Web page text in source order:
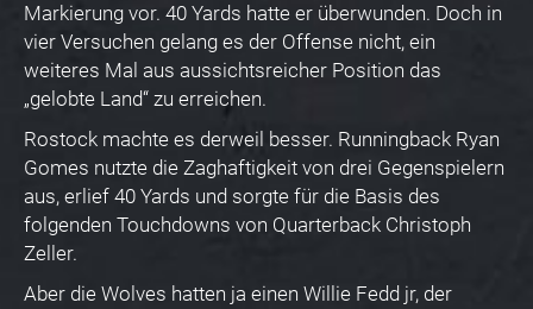
Markierung vor. 40 Yards hatte er überwunden. Doch in
vier Versuchen gelang es der Offense nicht, ein
weiteres Mal aus aussichtsreicher Position das
„gelobte Land“ zu erreichen.
Rostock machte es derweil besser. Runningback Ryan
Gomes nutzte die Zaghaftigkeit von drei Gegenspielern
aus, erlief 40 Yards und sorgte für die Basis des
folgenden Touchdowns von Quarterback Christoph
Zeller.
Aber die Wolves hatten ja einen Willie Fedd jr, der